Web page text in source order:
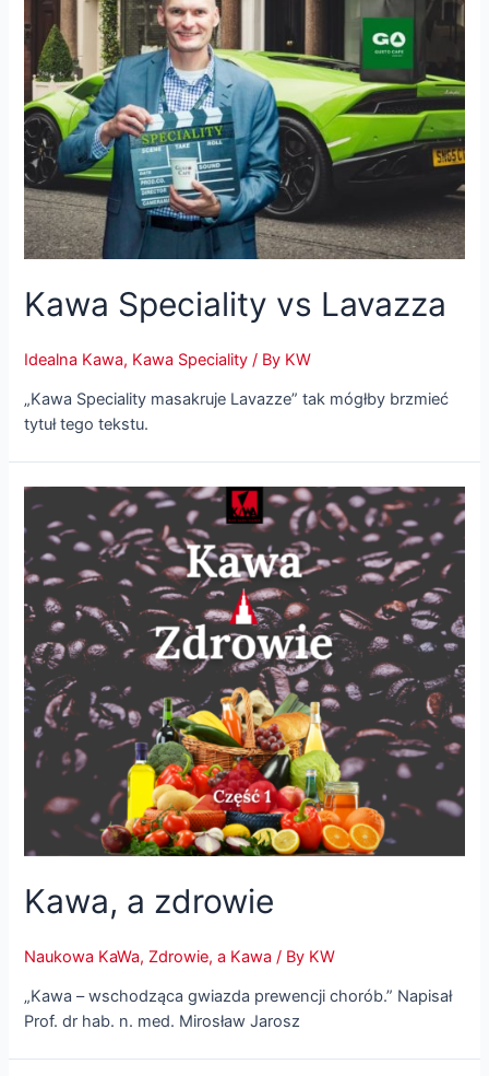
Kawa Speciality vs Lavazza
Idealna Kawa, Kawa Speciality / By KW
„Kawa Speciality masakruje Lavazze” tak mógłby brzmieć
tytuł tego tekstu.
Kawa, a zdrowie
Naukowa KaWa, Zdrowie, a Kawa / By KW
„Kawa – wschodząca gwiazda prewencji chorób.” Napisał
Prof. dr hab. n. med. Mirosław Jarosz